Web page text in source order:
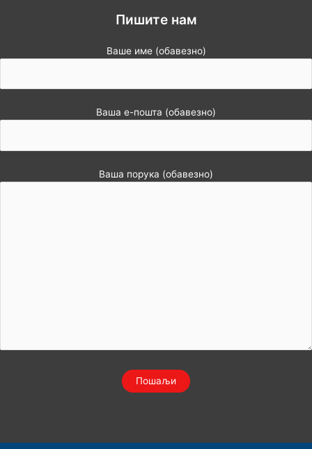
Пишите нам
Ваше име (обавезно)
Ваша е-пошта (обавезно)
Ваша порука (обавезно)